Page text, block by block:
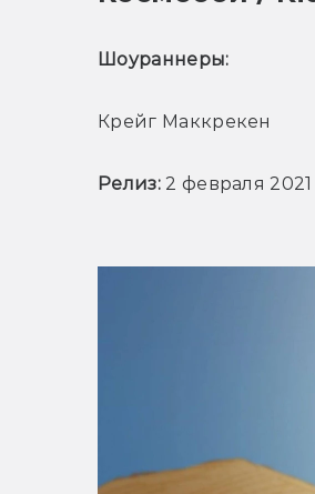
Шоураннеры:
Крейг Маккрекен
Релиз: 2 февраля 2021